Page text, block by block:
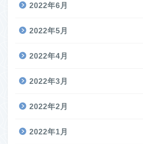
2022年6月
2022年5月
2022年4月
2022年3月
2022年2月
2022年1月